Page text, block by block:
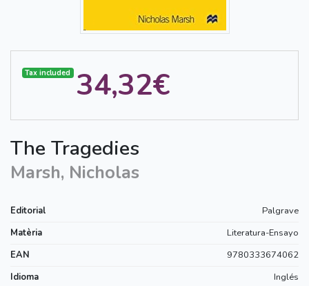
The Tragedies
Marsh, Nicholas
Editorial
Palgrave
Matèria
Literatura-Ensayo
EAN
9780333674062
Idioma
Inglés
Tax included 34,32€